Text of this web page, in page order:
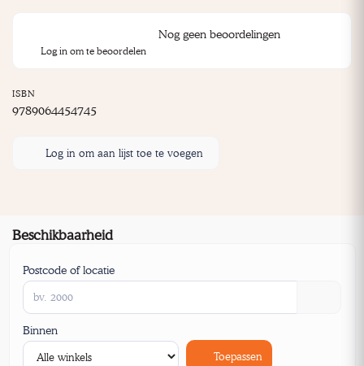
Nog geen beoordelingen
Log in om te beoordelen
ISBN
9789064454745
Log in om aan lijst toe te voegen
Beschikbaarheid
Postcode of locatie
Binnen
Toepassen